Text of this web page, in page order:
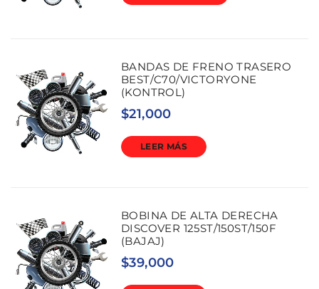
BANDAS DE FRENO TRASERO
BEST/C70/VICTORYONE
(KONTROL)
$21,000
LEER MÁS
BOBINA DE ALTA DERECHA
DISCOVER 125ST/150ST/150F
(BAJAJ)
$39,000